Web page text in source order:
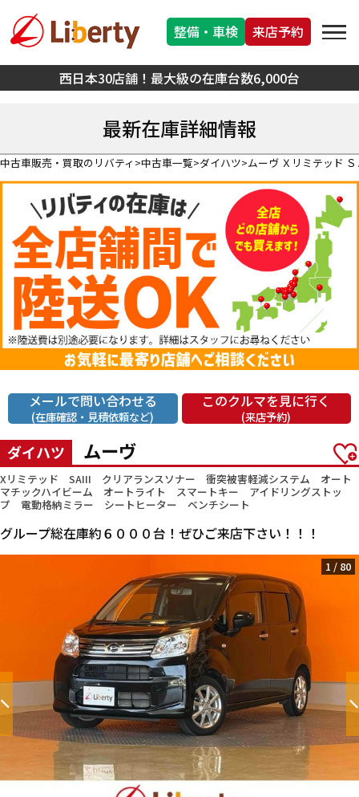
西日本30店舗！最大級の在庫台数6,000台
整備・車検 来店予約
最新在庫詳細情報
中古車販売・買取のリバティ 中古車一覧 ダイハツ ムーヴ Ｘリミテッド Ｓ
メールで問い合わせる
(在庫確認・見積依頼など)
このクルマを見に行く
(来店予約)
ダイハツ ムーヴ
Xリミテッド SAIII クリアランスソナー 衝突被害軽減システム オート
マチックハイビーム オートライト スマートキー アイドリングストッ
プ 電動格納ミラー シートヒーター ベンチシート
グループ総在庫約６０００台！ぜひご来店下さい！！！
1 / 80